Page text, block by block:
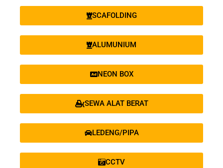
SCAFOLDING
ALUMUNIUM
NEON BOX
SEWA ALAT BERAT
LEDENG/PIPA
CCTV